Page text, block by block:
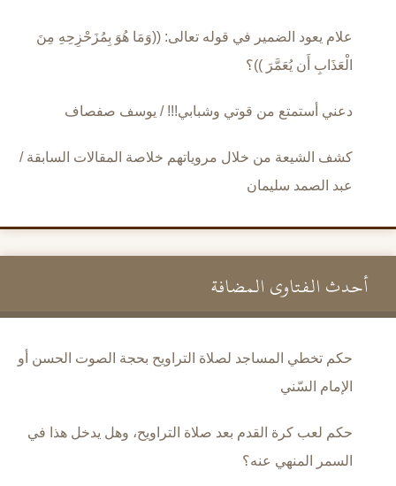
علام يعود الضمير في قوله تعالى: ((وَمَا هُوَ بِمُزَحْزِحِهِ مِنَ
الْعَذَابِ أَن يُعَمَّرَ ))؟
دعني أستمتع من قوتي وشبابي!!! / يوسف صفصاف
كشف الشيعة من خلال مروياتهم خلاصة المقالات السابقة /
عبد الصمد سليمان
أحدث الفتاوى المضافة
حكم تخطي المساجد لصلاة التراويح بحجة الصوت الحسن أو
الإمام السّني
حكم لعب كرة القدم بعد صلاة التراويح، وهل يدخل هذا في
السمر المنهي عنه؟